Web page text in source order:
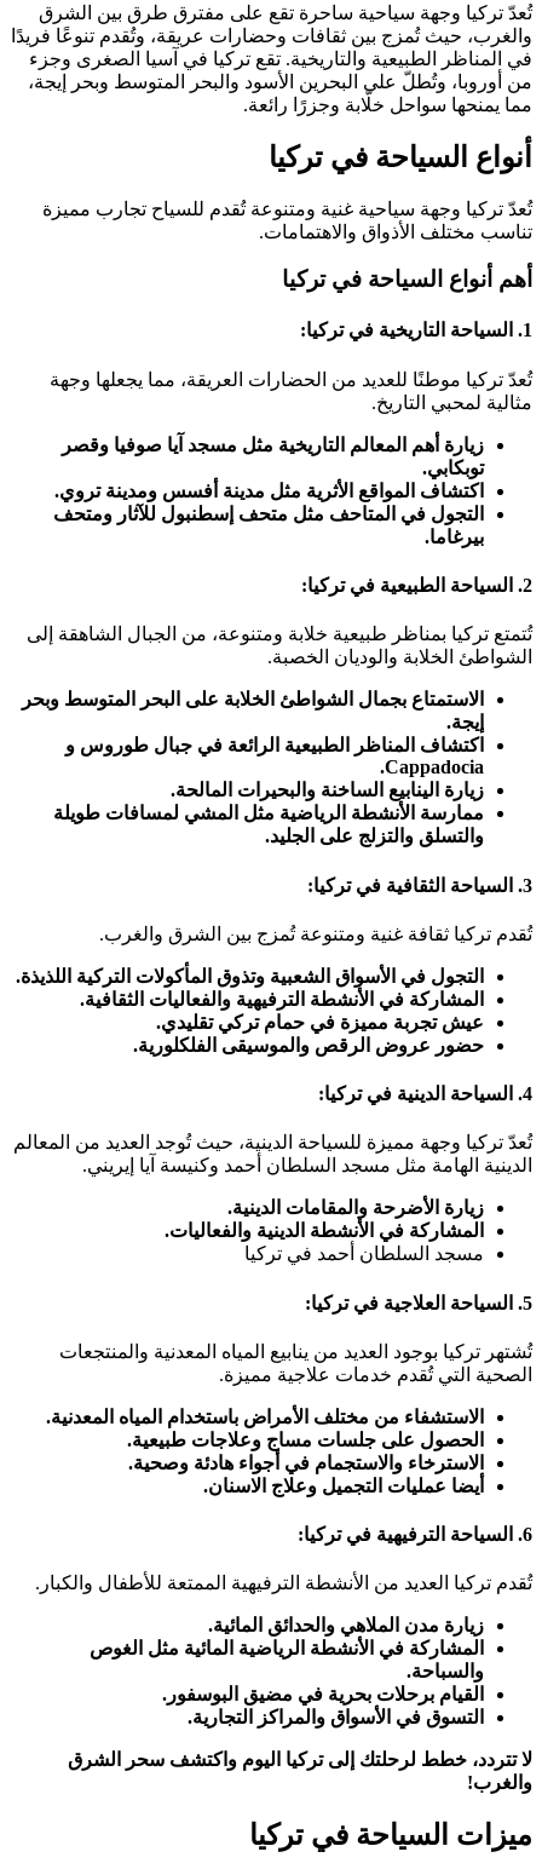
تُعدّ تركيا وجهة سياحية ساحرة تقع على مفترق طرق بين الشرق
والغرب، حيث تُمزج بين ثقافات وحضارات عريقة، وتُقدم تنوعًا فريدًا
في المناظر الطبيعية والتاريخية. تقع تركيا في آسيا الصغرى وجزء
من أوروبا، وتُطلّ على البحرين الأسود والبحر المتوسط وبحر إيجة،
مما يمنحها سواحل خلّابة وجزرًا رائعة.
أنواع السياحة في تركيا
تُعدّ تركيا وجهة سياحية غنية ومتنوعة تُقدم للسياح تجارب مميزة
تناسب مختلف الأذواق والاهتمامات.
أهم أنواع السياحة في تركيا
1. السياحة التاريخية في تركيا:
تُعدّ تركيا موطنًا للعديد من الحضارات العريقة، مما يجعلها وجهة
مثالية لمحبي التاريخ.
زيارة أهم المعالم التاريخية مثل مسجد آيا صوفيا وقصر
توبكابي.
اكتشاف المواقع الأثرية مثل مدينة أفسس ومدينة تروي.
التجول في المتاحف مثل متحف إسطنبول للآثار ومتحف
بيرغاما.
2. السياحة الطبيعية في تركيا:
تُتمتع تركيا بمناظر طبيعية خلابة ومتنوعة، من الجبال الشاهقة إلى
الشواطئ الخلابة والوديان الخصبة.
الاستمتاع بجمال الشواطئ الخلابة على البحر المتوسط وبحر
إيجة.
اكتشاف المناظر الطبيعية الرائعة في جبال طوروس و
Cappadocia.
زيارة الينابيع الساخنة والبحيرات المالحة.
ممارسة الأنشطة الرياضية مثل المشي لمسافات طويلة
والتسلق والتزلج على الجليد.
3. السياحة الثقافية في تركيا:
تُقدم تركيا ثقافة غنية ومتنوعة تُمزج بين الشرق والغرب.
التجول في الأسواق الشعبية وتذوق المأكولات التركية اللذيذة.
المشاركة في الأنشطة الترفيهية والفعاليات الثقافية.
عيش تجربة مميزة في حمام تركي تقليدي.
حضور عروض الرقص والموسيقى الفلكلورية.
4. السياحة الدينية في تركيا:
تُعدّ تركيا وجهة مميزة للسياحة الدينية، حيث تُوجد العديد من المعالم
الدينية الهامة مثل مسجد السلطان أحمد وكنيسة آيا إيريني.
زيارة الأضرحة والمقامات الدينية.
المشاركة في الأنشطة الدينية والفعاليات.
مسجد السلطان أحمد في تركيا
5. السياحة العلاجية في تركيا:
تُشتهر تركيا بوجود العديد من ينابيع المياه المعدنية والمنتجعات
الصحية التي تُقدم خدمات علاجية مميزة.
الاستشفاء من مختلف الأمراض باستخدام المياه المعدنية.
الحصول على جلسات مساج وعلاجات طبيعية.
الاسترخاء والاستجمام في أجواء هادئة وصحية.
أيضا عمليات التجميل وعلاج الاسنان.
6. السياحة الترفيهية في تركيا:
تُقدم تركيا العديد من الأنشطة الترفيهية الممتعة للأطفال والكبار.
زيارة مدن الملاهي والحدائق المائية.
المشاركة في الأنشطة الرياضية المائية مثل الغوص
والسباحة.
القيام برحلات بحرية في مضيق البوسفور.
التسوق في الأسواق والمراكز التجارية.
لا تتردد، خطط لرحلتك إلى تركيا اليوم واكتشف سحر الشرق
والغرب!
ميزات السياحة في تركيا